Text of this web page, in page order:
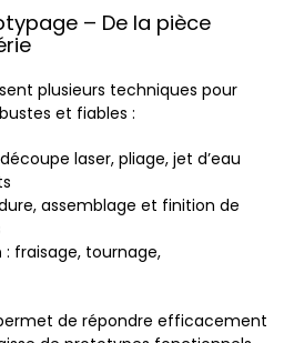
– De la pièce
plusieurs techniques pour
et fiables :
laser, pliage, jet d’eau
assemblage et finition de
: fraisage, tournage,
de répondre efficacement